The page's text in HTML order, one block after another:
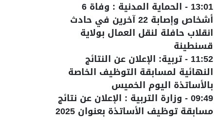
13:01
- الحماية المدنية : وفاة 6
أشخاص وإصابة 22 آخرين في حادث
انقلاب حافلة لنقل العمال بولاية
قسنطينة
11:52
-تربية: الإعلان عن النتائج
النهائية لمسابقة التوظيف الخاصة
بالأساتذة اليوم الخميس
09:49
- وزارة التربية : الإعلان عن نتائج
مسابقة توظيف الأساتذة بعنوان 2025